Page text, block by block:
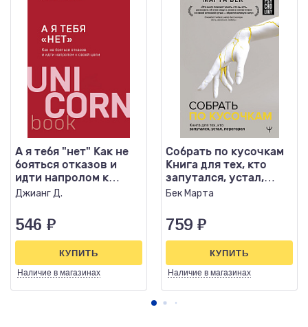
А я тебя "нет" Как не
бояться отказов и
идти напролом к
своей цели
Джианг Д.
546 ₽
Наличие в магазинах
КУПИТЬ
Собрать по кусочкам
Книга для тех, кто
запутался, устал,
перегорел
Бек Марта
759 ₽
Наличие в магазинах
КУПИТЬ